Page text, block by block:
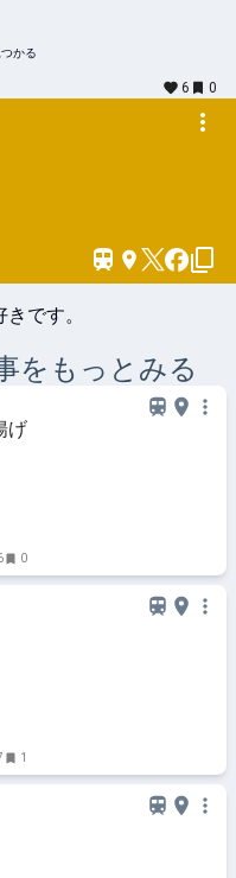
かる
6
0
です。
をもっとみる
げ
0
1